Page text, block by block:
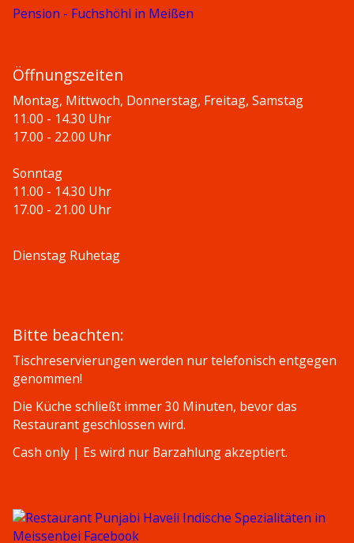
Pension - Fuchshöhl in Meißen
Öffnungszeiten
Montag, Mittwoch, Donnerstag, Freitag, Samstag
11.00 - 14.30 Uhr
17.00 - 22.00 Uhr
Sonntag
11.00 - 14.30 Uhr
17.00 - 21.00 Uhr
Dienstag Ruhetag
Bitte beachten:
Tischreservierungen werden nur telefonisch entgegen
genommen!
Die Küche schließt immer 30 Minuten, bevor das
Restaurant geschlossen wird.
Cash only | Es wird nur Barzahlung akzeptiert.